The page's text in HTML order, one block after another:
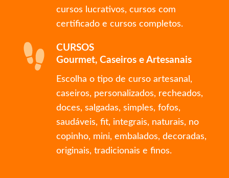
cursos lucrativos, cursos com
certificado e cursos completos.
CURSOS
Gourmet, Caseiros e Artesanais
Escolha o tipo de curso artesanal,
caseiros, personalizados, recheados,
doces, salgadas, simples, fofos,
saudáveis, fit, integrais, naturais, no
copinho, mini, embalados, decoradas,
originais, tradicionais e finos.